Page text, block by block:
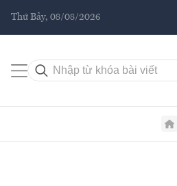
Thứ Bảy, 08/08/2026